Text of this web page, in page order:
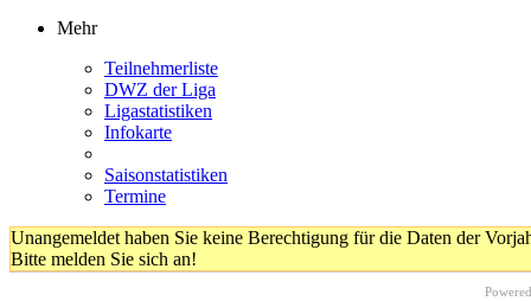
Mehr
Teilnehmerliste
DWZ der Liga
Ligastatistiken
Infokarte
Saisonstatistiken
Termine
Unangemeldet haben Sie keine Berechtigung für die Daten der
Bitte melden Sie sich an!